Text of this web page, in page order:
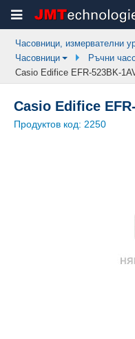
Часовници, измервателни
Часовници
Ръчни
Casio Edifice EFR-523BK-
Casio Edifice
Продуктов код: 2250